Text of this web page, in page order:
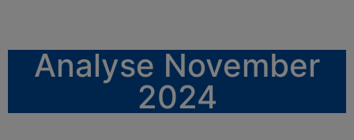
Analyse November
2024